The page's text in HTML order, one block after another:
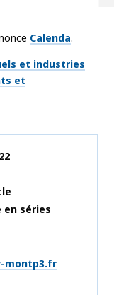
Calenda.
et industries
et
en séries
montp3.fr